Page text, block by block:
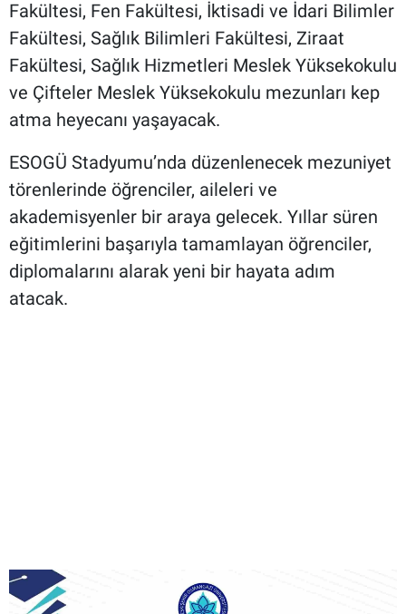
Fakültesi, Fen Fakültesi, İktisadi ve İdari Bilimler
Fakültesi, Sağlık Bilimleri Fakültesi, Ziraat
Fakültesi, Sağlık Hizmetleri Meslek Yüksekokulu
ve Çifteler Meslek Yüksekokulu mezunları kep
atma heyecanı yaşayacak.
ESOGÜ Stadyumu’nda düzenlenecek mezuniyet
törenlerinde öğrenciler, aileleri ve
akademisyenler bir araya gelecek. Yıllar süren
eğitimlerini başarıyla tamamlayan öğrenciler,
diplomalarını alarak yeni bir hayata adım
atacak.